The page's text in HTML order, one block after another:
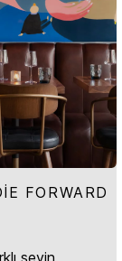
FORWARD
şeyin